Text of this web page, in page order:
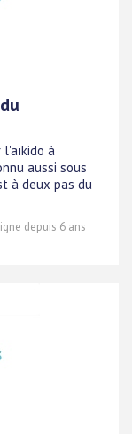
l'aïkido à
aussi sous
à deux pas du
depuis 6 ans